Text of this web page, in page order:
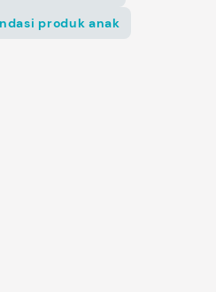
produk anak